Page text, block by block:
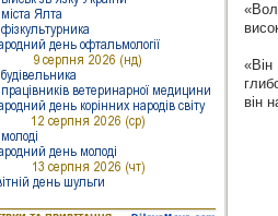
він